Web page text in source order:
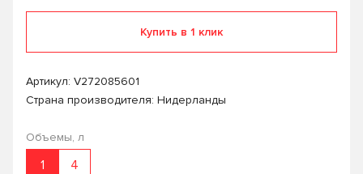
Купить в 1 клик
Артикул: V272085601
Страна производителя: Нидерланды
Объемы, л
1 4